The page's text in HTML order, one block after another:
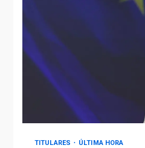
TITULARES ÚLTIMA HORA